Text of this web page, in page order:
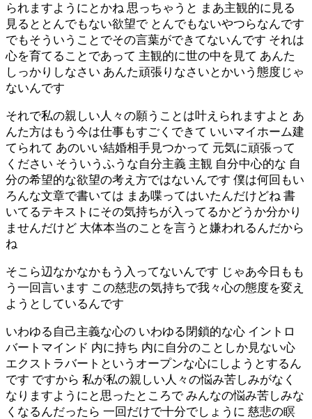
られますようにとかね 思っちゃうと まあ主観的に見る
見るととんでもない欲望で とんでもないやつらなんです
でもそういうことでその言葉ができてないんです それは
心を育てることであって 主観的に世の中を見て あんた
しっかりしなさい あんた頑張りなさいとかいう態度じゃ
ないんです
それで私の親しい人々の願うことは叶えられますよと あ
んた方はもう今は仕事もすごくできて いいマイホーム建
てられて あのいい結婚相手見つかって 元気に頑張って
ください そういうふうな自分主義 主観 自分中心的な 自
分の希望的な欲望の考え方ではないんです 僕は何回もい
ろんな文章で書いては まあ喋ってはいたんだけどね 書
いてるテキストにその気持ちが入ってるかどうか分かり
ませんだけど 大体本当のことを言うと嫌われるんだから
ね
そこら辺なかなかもう入ってないんです じゃあ今日もも
う一回言います この慈悲の気持ちで我々心の態度を変え
ようとしているんです
いわゆる自己主義な心の いわゆる閉鎖的な心 イントロ
バートマインド 内に持ち 内に自分のことしか見ない心
エクストラバートというオープンな心にしようとするん
です ですから 私が私の親しい人々の悩み苦しみがなく
なりますようにと思ったところで みんなの悩み苦しみな
くなるんだったら 一回だけで十分でしょうに 慈悲の瞑